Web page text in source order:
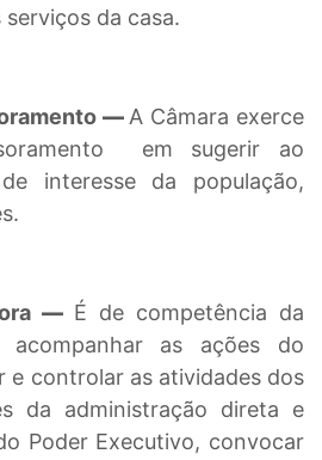
da casa.
—A Câmara exerce
em sugerir ao
interesse da população,
— É de competência da
acompanhar as ações do
e controlar as atividades dos
da administração direta e
Poder Executivo, convocar